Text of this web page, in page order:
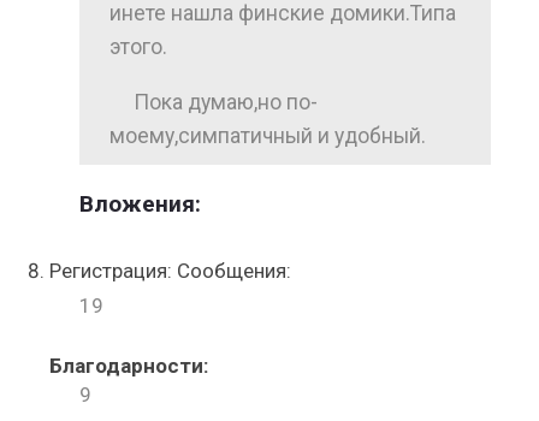
инете нашла финские домики.Типа
этого.
Пока думаю,но по-
моему,симпатичный и удобный.
Вложения:
Регистрация: Сообщения:
19
Благодарности:
9